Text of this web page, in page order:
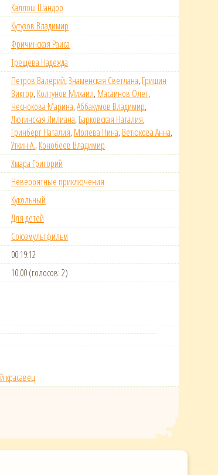
Каллош Шандор
Кутузов Владимир
Фричинская Раиса
Трещева Надежда
Петров Валерий,Знаменская Светлана,Гришин
Виктор,Колтунов Михаил,Масаинов Олег,
Чеснокова Марина,Аббакумов Владимир,
Лютинская Лилиана,Барковская Наталия,
Гринберг Наталия,Молева Нина,Ветюкова Анна,
Уткин А.,Конобеев Владимир
Хмара Григорий
Невероятные приключения
Кукольный
Для детей
Союзмультфильм
00:19:12
10.00 (голосов: 2)
красавец